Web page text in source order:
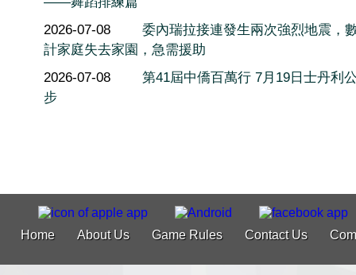
2026-07-08
委內瑞拉接連發生兩次強烈地震，
計家庭失去家園，急需援助
2026-07-08
第41屆中僑百萬行 7月19日士丹利
步
Home About Us Game Rules Contact Us